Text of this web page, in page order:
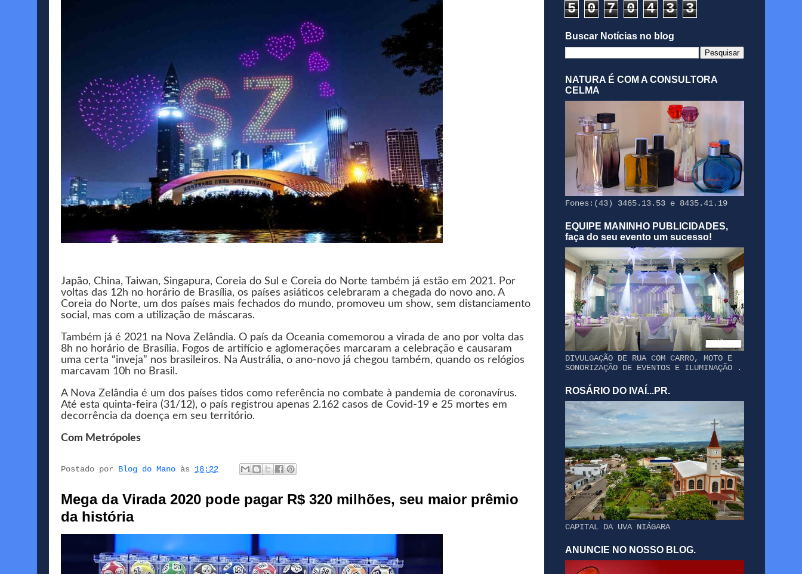
Japão, China, Taiwan, Singapura, Coreia do Sul e Coreia do Norte também já estão em 2021. Por
voltas das 12h no horário de Brasília, os países asiáticos celebraram a chegada do novo ano. A
Coreia do Norte, um dos países mais fechados do mundo, promoveu um show, sem distanciamento
social, mas com a utilização de máscaras.
Também já é 2021 na Nova Zelândia. O país da Oceania comemorou a virada de ano por volta das
8h no horário de Brasília. Fogos de artifício e aglomerações marcaram a celebração e causaram
uma certa “inveja” nos brasileiros. Na Austrália, o ano-novo já chegou também, quando os relógios
marcavam 10h no Brasil.
A Nova Zelândia é um dos países tidos como referência no combate à pandemia de coronavírus.
Até esta quinta-feira (31/12), o país registrou apenas 2.162 casos de Covid-19 e 25 mortes em
decorrência da doença em seu território.
Com Metrópoles
Postado por Blog do Mano às 18:22
Mega da Virada 2020 pode pagar R$ 320 milhões, seu maior prêmio
da história
5 0 7 0 4 3 3
Buscar Notícias no blog
NATURA É COM A CONSULTORA
CELMA
Fones:(43) 3465.13.53 e 8435.41.19
EQUIPE MANINHO PUBLICIDADES,
faça do seu evento um sucesso!
DIVULGAÇÃO DE RUA COM CARRO, MOTO E
SONORIZAÇÃO DE EVENTOS E ILUMINAÇÃO .
ROSÁRIO DO IVAÍ...PR.
CAPITAL DA UVA NIÁGARA
ANUNCIE NO NOSSO BLOG.